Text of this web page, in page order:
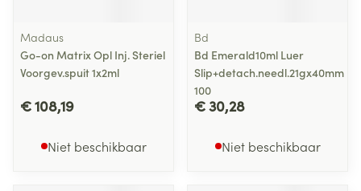
Madaus
Go-on Matrix Opl Inj. Steriel
Voorgev.spuit 1x2ml
€ 108,19
Niet beschikbaar
Bd
Bd Emerald10ml Luer
Slip+detach.needl.21gx40mm
100
€ 30,28
Niet beschikbaar